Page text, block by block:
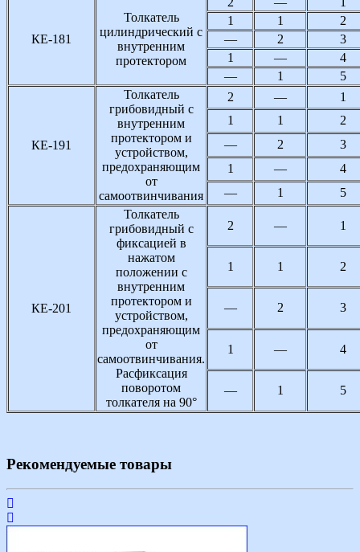
КЕ-181
Толкатель
цилиндрический с
внутренним
протектором
1
1
2
—
2
3
1
—
4
—
1 5
КЕ-191
Толкатель
грибовидный с
внутренним
протектором и
устройством,
предохраняющим
от
самоотвинчивания
2 —
1
1
1
2
—
2
3
1
—
4
—
1 5
КЕ-201
Толкатель
грибовидный с
фиксацией в
нажатом
положении с
внутренним
протектором и
устройством,
предохраняющим
от
самоотвинчивания.
Расфиксация
поворотом
толкателя на 90°
2 — 1
1 1 2
— 2 3
1 — 4
— 1 5
Рекомендуемые товары